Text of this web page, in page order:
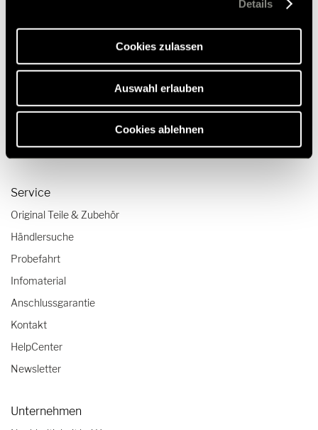
erforderlich sind.
Details
Cookies zulassen
Auswahl erlauben
Cookies ablehnen
Reisen & Erleben
Reisetipps
Wohnmobil-Checklisten
Fahrtrainings
Service
Original Teile & Zubehör
Händlersuche
Probefahrt
Infomaterial
Anschlussgarantie
Kontakt
HelpCenter
Newsletter
Unternehmen